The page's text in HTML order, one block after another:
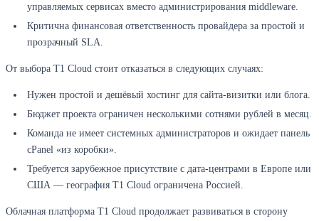
управляемых сервисах вместо администрирования middleware.
Критична финансовая ответственность провайдера за простой и
прозрачный SLA.
От выбора T1 Cloud стоит отказаться в следующих случаях:
Нужен простой и дешёвый хостинг для сайта-визитки или блога.
Бюджет проекта ограничен несколькими сотнями рублей в месяц.
Команда не имеет системных администраторов и ожидает панель
cPanel «из коробки».
Требуется зарубежное присутствие с дата-центрами в Европе или
США — география T1 Cloud ограничена Россией.
Облачная платформа T1 Cloud продолжает развиваться в сторону